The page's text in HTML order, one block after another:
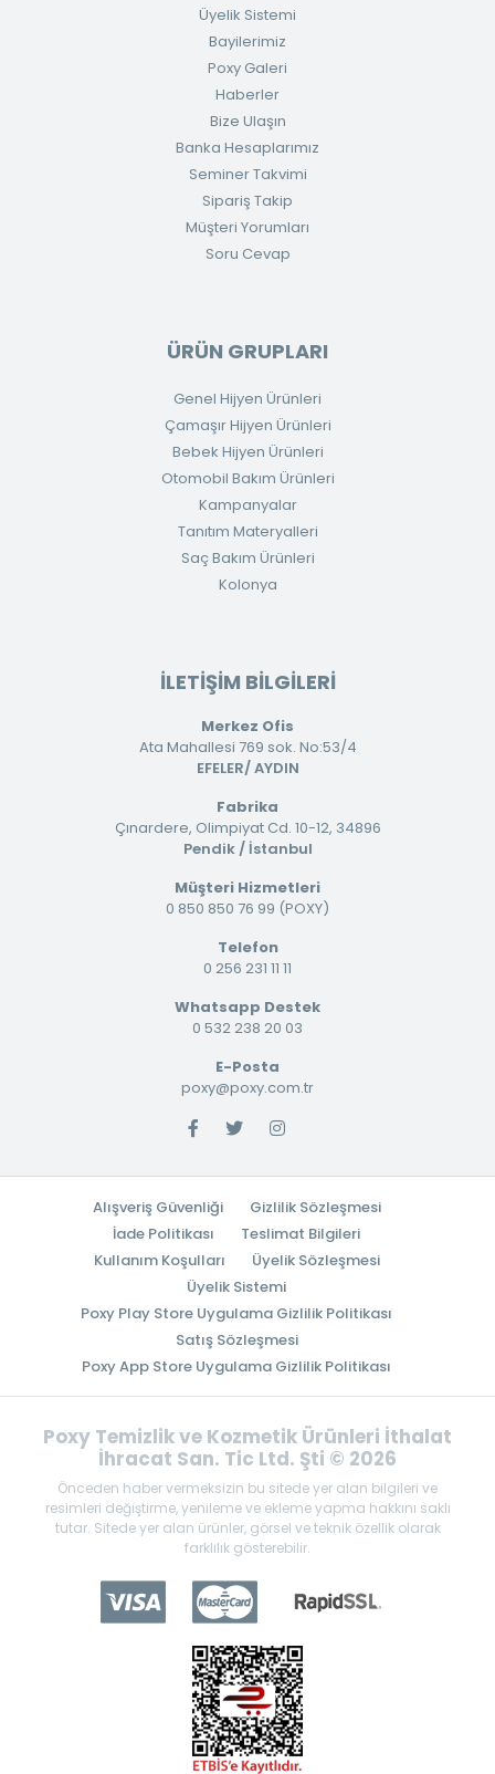
Üyelik Sistemi
Bayilerimiz
Poxy Galeri
Haberler
Bize Ulaşın
Banka Hesaplarımız
Seminer Takvimi
Sipariş Takip
Müşteri Yorumları
Soru Cevap
ÜRÜN GRUPLARI
Genel Hijyen Ürünleri
Çamaşır Hijyen Ürünleri
Bebek Hijyen Ürünleri
Otomobil Bakım Ürünleri
Kampanyalar
Tanıtım Materyalleri
Saç Bakım Ürünleri
Kolonya
İLETİŞİM BİLGİLERİ
Merkez Ofis
Ata Mahallesi 769 sok. No:53/4
EFELER/ AYDIN
Fabrika
Çınardere, Olimpiyat Cd. 10-12, 34896
Pendik / İstanbul
Müşteri Hizmetleri
0 850 850 76 99 (POXY)
Telefon
0 256 231 11 11
Whatsapp Destek
0 532 238 20 03
E-Posta
poxy@poxy.com.tr
Alışveriş Güvenliği
Gizlilik Sözleşmesi
İade Politikası
Teslimat Bilgileri
Kullanım Koşulları
Üyelik Sözleşmesi
Üyelik Sistemi
Poxy Play Store Uygulama Gizlilik Politikası
Satış Sözleşmesi
Poxy App Store Uygulama Gizlilik Politikası
Poxy Temizlik ve Kozmetik Ürünleri İthalat
İhracat San. Tic Ltd. Şti © 2026
Önceden haber vermeksizin bu sitede yer alan bilgileri ve
resimleri değiştirme, yenileme ve ekleme yapma hakkını saklı
tutar. Sitede yer alan ürünler, görsel ve teknik özellik olarak
farklılık gösterebilir.